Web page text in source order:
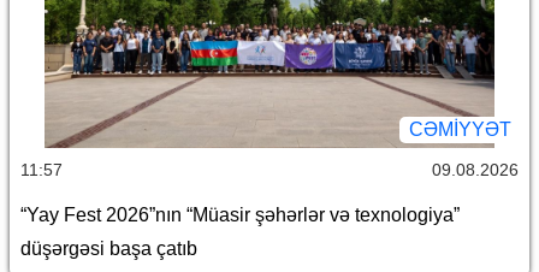
CƏMİYYƏT
11:57 09.08.2026
“Yay Fest 2026”nın “Müasir şəhərlər və texnologiya”
düşərgəsi başa çatıb